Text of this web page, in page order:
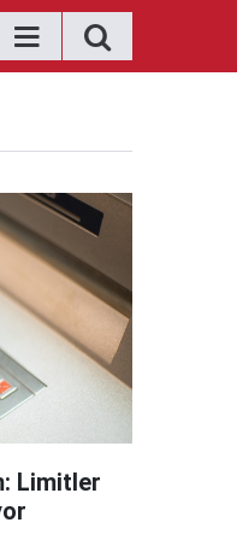
Limitler